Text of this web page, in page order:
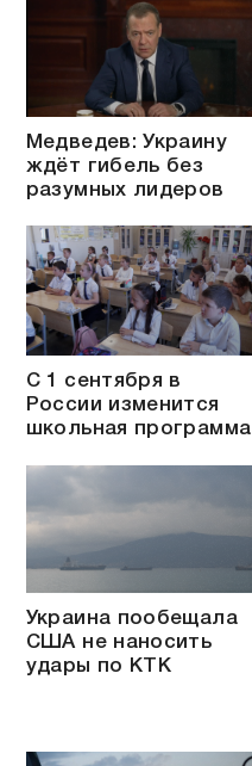
Медведев: Украину
ждёт гибель без
разумных лидеров
С 1 сентября в
России изменится
школьная программа
Украина пообещала
США не наносить
удары по КТК